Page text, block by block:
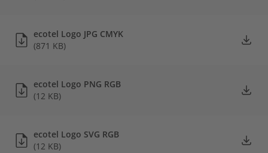
ecotel Logo JPG CMYK
(871 KB)
ecotel Logo PNG RGB
(12 KB)
ecotel Logo SVG RGB
(12 KB)